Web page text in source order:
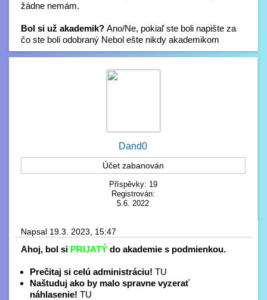
žádne nemám.
Bol si už akademik? Ano/Ne, pokiaľ ste boli napište za
čo ste boli odobraný Nebol ešte nikdy akademikom
Dand0
Účet zabanován
Příspěvky: 19
Registrován:
5.6. 2022
Napsal 19.3. 2023, 15:47
Ahoj, bol si PRIJATÝ do akademie s podmienkou.
Prečitaj si celú administráciu! TU
Naštuduj ako by malo spravne vyzerať
náhlasenie! TU